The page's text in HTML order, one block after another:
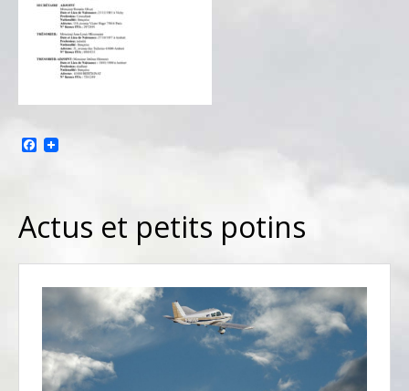
Facebook
Actus et petits potins